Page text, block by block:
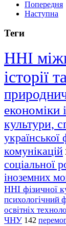
Попередня
Наступна
Теги
ННІ
історії
економіки
культури,
української
комунікацій
соціальної
іноземних
ННІ фізичної
психологічний
освітніх
ЧНУ 142